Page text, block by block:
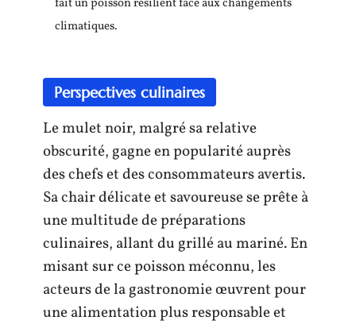
climatiques.
Perspectives culinaires
Le mulet noir, malgré sa relative
obscurité, gagne en popularité auprès
des chefs et des consommateurs avertis.
Sa chair délicate et savoureuse se prête à
une multitude de préparations
culinaires, allant du grillé au mariné. En
misant sur ce poisson méconnu, les
acteurs de la gastronomie œuvrent pour
une alimentation plus responsable et